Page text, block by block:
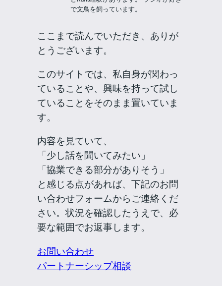
で文鳥を飼っています。
ここまで読んでいただき、ありが
とうございます。
このサイトでは、私自身が関わっ
ていることや、興味を持って試し
ていることをそのまま置いていま
す。
内容を見ていて、
「少し話を聞いてみたい」
「協業できる部分がありそう」
と感じる点があれば、下記のお問
い合わせフォームからご連絡くだ
さい。状況を確認したうえで、必
要な範囲でお返事します。
お問い合わせ
パートナーシップ相談